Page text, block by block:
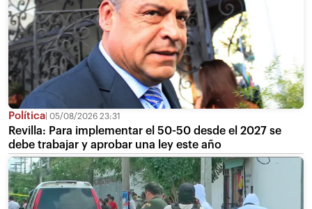
Política 05/08/2026 23:31
Revilla: Para implementar el 50-50 desde el 2027 se
debe trabajar y aprobar una ley este año